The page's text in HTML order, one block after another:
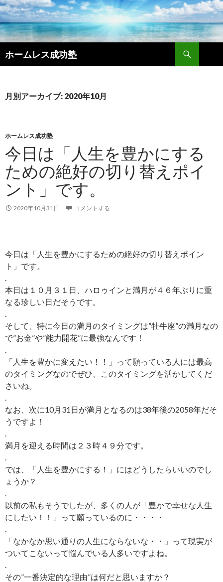
ホームレス成功塾
索
ン
キ
プ
月別アーカイブ: 2020年10月
ホームレス成功塾
今日は「人生を豊かにする
ための絶好の切り替えポイ
ント」です。
2020年10月31日 コメントする
今日は「人生を豊かにするための絶好の切り替えポイン
ト」です。
.
本日は１０月３１日、ハロゥインと満月が４６年ぶりに重
なる珍しい日だそうです。
.
そして、特に今日の満月のタイミングは”牡牛座”の満月なの
で”お金”や”能力開花”に最強なんです！
.
「人生を豊かに変えたい！！」って願っている人には最高
のタイミングなのでぜひ、このタイミングを活かしてくだ
さいね。
.
なお、次に10月31日が満月となるのは38年後の2058年だそ
うですよ！
.
満月を迎える時間は２３時４９分です。
.
では、「人生を豊かにする！」にはどうしたらいいのでし
ょうか？
.
以前の私もそうでしたが、多くの人が「豊かで幸せな人生
にしたい！！」って願っているのに・・・・
.
「なかなか思い通りの人生にならないな・・」って現実が
ついてこないって悩んでいる人多いですよね。
.
その”一番決定的な理由”は何だと思いますか？